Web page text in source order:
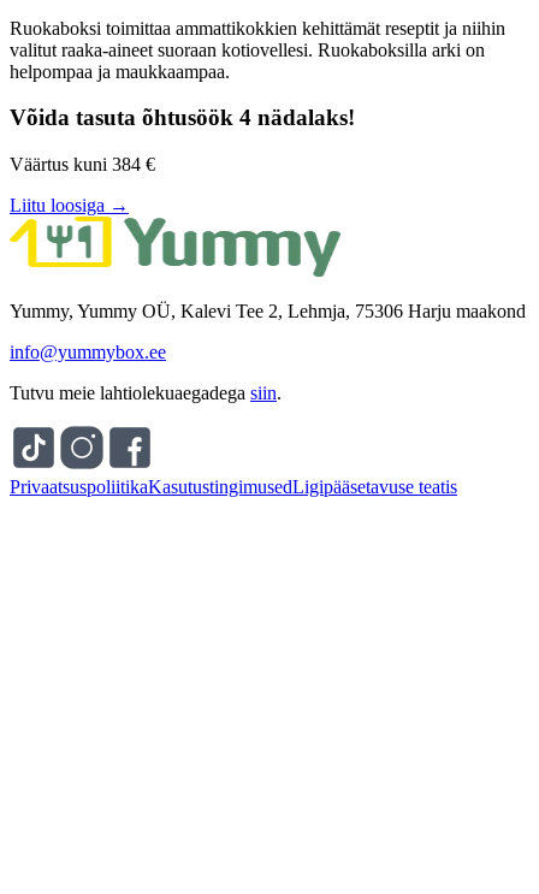
Ruokaboksi toimittaa ammattikokkien kehittämät reseptit ja niihin
valitut raaka-aineet suoraan kotiovellesi. Ruokaboksilla arki on
helpompaa ja maukkaampaa.
Võida tasuta õhtusöök 4 nädalaks!
Väärtus kuni 384 €
Liitu loosiga →
Yummy, Yummy OÜ, Kalevi Tee 2, Lehmja, 75306 Harju maakond
info@yummybox.ee
Tutvu meie lahtiolekuaegadega siin.
PrivaatsuspoliitikaKasutustingimusedLigipääsetavuse teatis